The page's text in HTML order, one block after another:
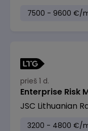
7500 - 9600 €/
prieš 1 d.
Enterprise Risk
JSC Lithuanian
3200 - 4800 €/